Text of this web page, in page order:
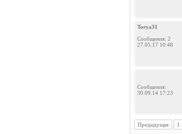
Torya31
Сообщения: 2
27.05.17 10:48
Сообщения:
30.09.14 17:23
Предыдущая 1